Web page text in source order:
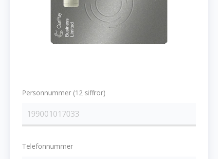
Personnummer (12 siffror)
Telefonnummer